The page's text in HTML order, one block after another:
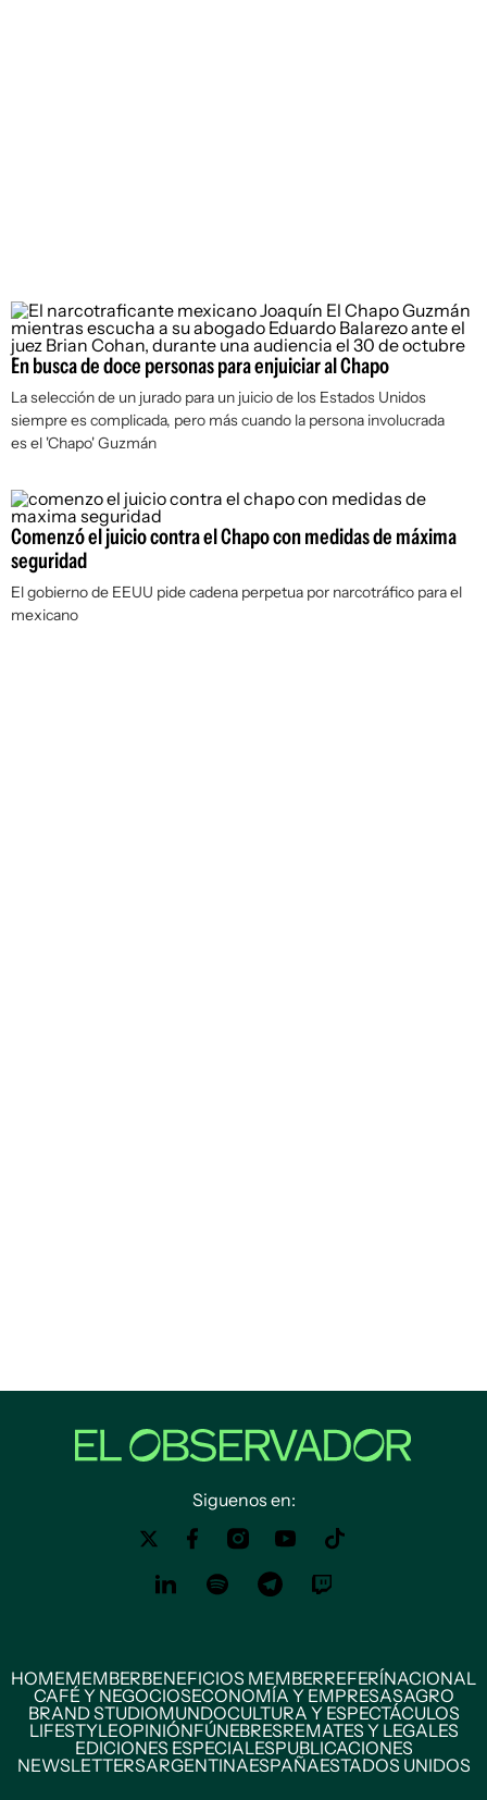
En busca de doce personas para enjuiciar al Chapo
La selección de un jurado para un juicio de los Estados Unidos
siempre es complicada, pero más cuando la persona involucrada
es el 'Chapo' Guzmán
Comenzó el juicio contra el Chapo con medidas de máxima
seguridad
El gobierno de EEUU pide cadena perpetua por narcotráfico para el
mexicano
Siguenos en:
HOMEMEMBERBENEFICIOS MEMBERREFERÍNACIONAL
CAFÉ Y NEGOCIOSECONOMÍA Y EMPRESASAGRO
BRAND STUDIOMUNDOCULTURA Y ESPECTÁCULOS
LIFESTYLEOPINIÓNFÚNEBRESREMATES Y LEGALES
EDICIONES ESPECIALESPUBLICACIONES
NEWSLETTERSARGENTINAESPAÑAESTADOS UNIDOS